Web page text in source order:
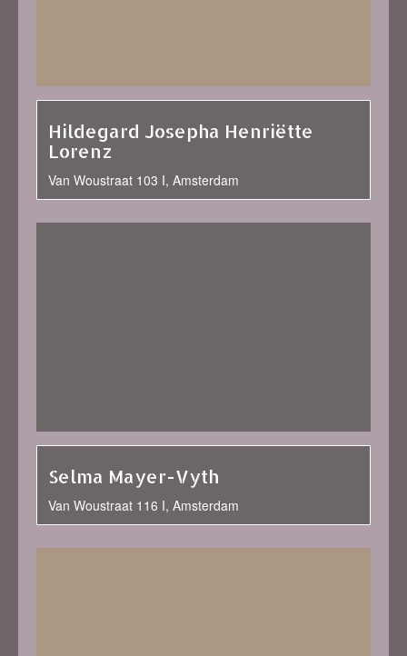
Hildegard Josepha Henriëtte
Lorenz
Van Woustraat 103 I, Amsterdam
Selma Mayer-Vyth
Van Woustraat 116 I, Amsterdam